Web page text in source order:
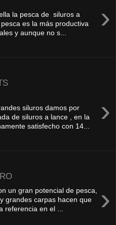
›
la pesca de siluros a
es la más productiva
y aunque no s...
›
siluros damos por
de siluros a lance , en la
satisfecho con 14...
›
un gran potencial de pesca,
grandes carpas hacen que
referencia en el ...